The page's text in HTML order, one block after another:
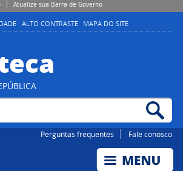
Atualize sua Barra de Governo
ALTO CONTRASTE MAPA DO SITE
Perguntas frequentes Fale conosco